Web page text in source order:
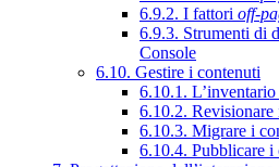
6.9.2. I fattori off-
6.9.3. Strumenti di
Console
6.10. Gestire i contenuti
6.10.1.
6.10.2. Revisionare
6.10.3. Migrare i
6.10.4. Pubblicare i